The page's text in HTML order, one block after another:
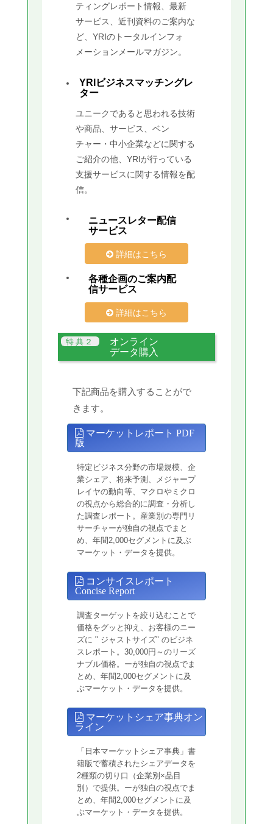
ティングレポート情報、最新
サービス、近刊資料のご案内な
ど、YRIのトータルインフォ
メーションメールマガジン。
YRIビジネスマッチングレ
ター
ユニークであると思われる技術
や商品、サービス、ベン
チャー・中小企業などに関する
ご紹介の他、YRIが行っている
支援サービスに関する情報を配
信。
ニュースレター配信
サービス
詳細はこちら
各種企画のご案内配
信サービス
詳細はこちら
オンライン
データ購入
下記商品を購入することがで
きます。
マーケットレポート PDF
版
特定ビジネス分野の市場規模、企
業シェア、将来予測、メジャープ
レイヤの動向等、マクロやミクロ
の視点から総合的に調査・分析し
た調査レポート。産業別の専門リ
サーチャーが独自の視点でまと
め、年間2,000セグメントに及ぶ
マーケット・データを提供。
コンサイスレポート
Concise Report
調査ターゲットを絞り込むことで
価格をグッと抑え、お客様のニー
ズに " ジャストサイズ" のビジネ
スレポート。30,000円～のリーズ
ナブル価格。ーが独自の視点でま
とめ、年間2,000セグメントに及
ぶマーケット・データを提供。
マーケットシェア事典オン
ライン
「日本マーケットシェア事典」書
籍版で蓄積されたシェアデータを
2種類の切り口（企業別×品目
別）で提供。ーが独自の視点でま
とめ、年間2,000セグメントに及
ぶマーケット・データを提供。